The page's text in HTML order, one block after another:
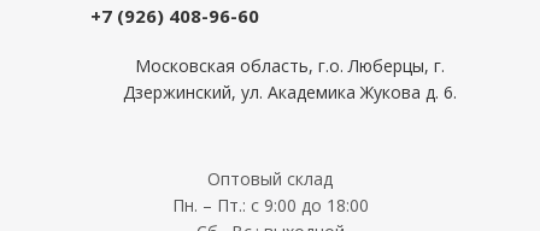
+7 (926) 408-96-60
Московская область, г.о. Люберцы, г.
Дзержинский, ул. Академика Жукова д. 6.
Оптовый склад
Пн. – Пт.: с 9:00 до 18:00